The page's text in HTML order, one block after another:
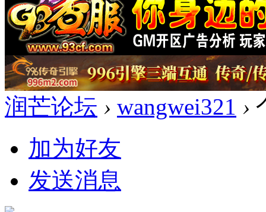
润芒论坛 › wangwei321 ›
加为好友
发送消息